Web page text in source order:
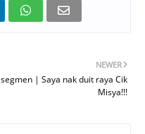
NEWER
segmen | Saya nak duit raya Cik
Misya!!!